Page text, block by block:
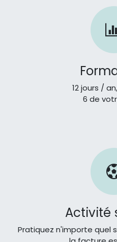
12 jours /
6 de
Activité
Pratiquez n'importe quel